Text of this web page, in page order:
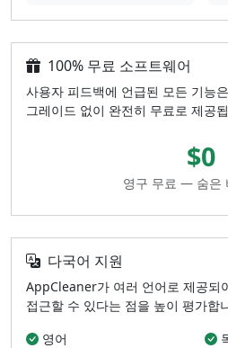
100% 무료 소프트웨어
사용자 피드백에 언급된 모든 기능
그레이드 없이 완전히 무료로 제공
$0
영구 무료 — 숨은
다국어 지원
AppCleaner가 여러 언어로 제공되
접근할 수 있다는 점을 높이 평가합
영어